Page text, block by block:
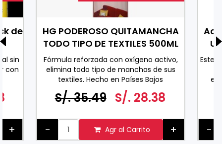
de
sin
con
+
HG PODEROSO QUITAMANCHA
TODO TIPO DE TEXTILES 500ML
Fórmula reforzada con oxígeno activo,
elimina todo tipo de manchas de sus
textiles. Hecho en Países Bajos
S/. 35.49 S/. 28.38
- Agr al Carrito +
Este
-